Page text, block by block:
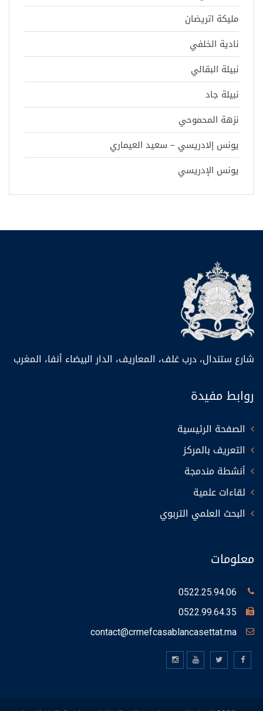
مليكة اتريضان
نادية الخلفي
نبيلة البقالي
نبيلة جاد
نزهة المحموحي
يونس إلادريسي – سعيد العيماري
يونس الإدريسي
شارع ستندال، درب غلف، المعاريف، الدار البيضاء أنفا، المغرب
روابط مفيدة
الصفحة الرئيسية
التعريف بالمركز
أنشطة مندمجة
لقاءات علمية
البحث العلمي التربوي
معلومات
0522.25.94.06
0522.99.64.35
contact@crmefcasablancasettat.ma